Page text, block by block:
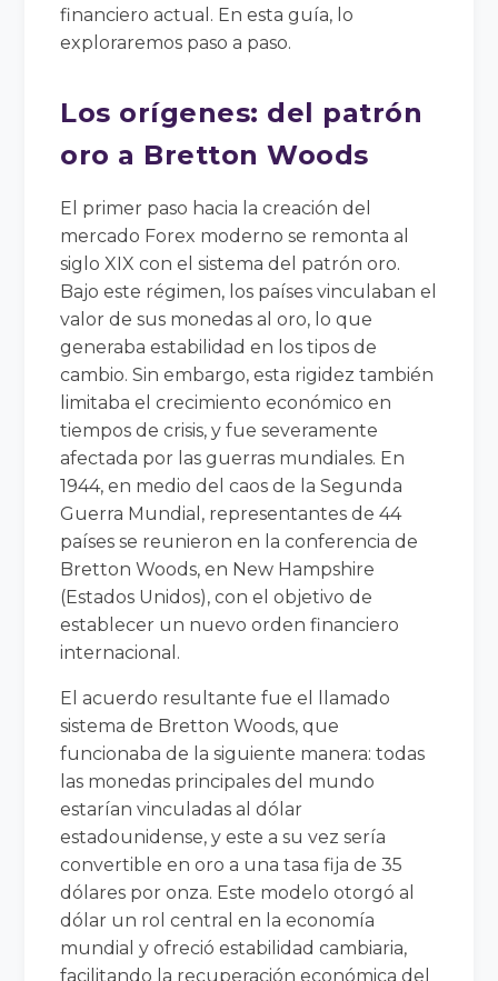
financiero actual. En esta guía, lo
exploraremos paso a paso.
Los orígenes: del patrón
oro a Bretton Woods
El primer paso hacia la creación del
mercado Forex moderno se remonta al
siglo XIX con el sistema del patrón oro.
Bajo este régimen, los países vinculaban el
valor de sus monedas al oro, lo que
generaba estabilidad en los tipos de
cambio. Sin embargo, esta rigidez también
limitaba el crecimiento económico en
tiempos de crisis, y fue severamente
afectada por las guerras mundiales. En
1944, en medio del caos de la Segunda
Guerra Mundial, representantes de 44
países se reunieron en la conferencia de
Bretton Woods, en New Hampshire
(Estados Unidos), con el objetivo de
establecer un nuevo orden financiero
internacional.
El acuerdo resultante fue el llamado
sistema de Bretton Woods, que
funcionaba de la siguiente manera: todas
las monedas principales del mundo
estarían vinculadas al dólar
estadounidense, y este a su vez sería
convertible en oro a una tasa fija de 35
dólares por onza. Este modelo otorgó al
dólar un rol central en la economía
mundial y ofreció estabilidad cambiaria,
facilitando la recuperación económica del